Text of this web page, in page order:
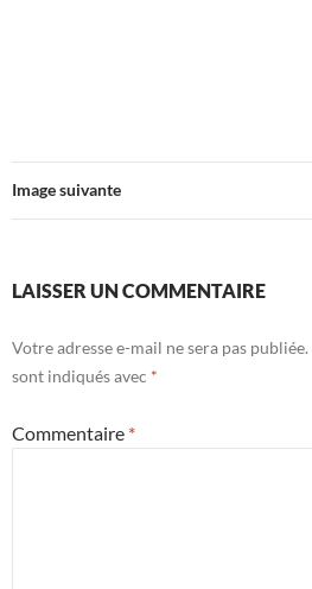
Image suivante
LAISSER UN COMMENTAIRE
Votre adresse e-mail ne sera pas publiée.
sont indiqués avec *
Commentaire *